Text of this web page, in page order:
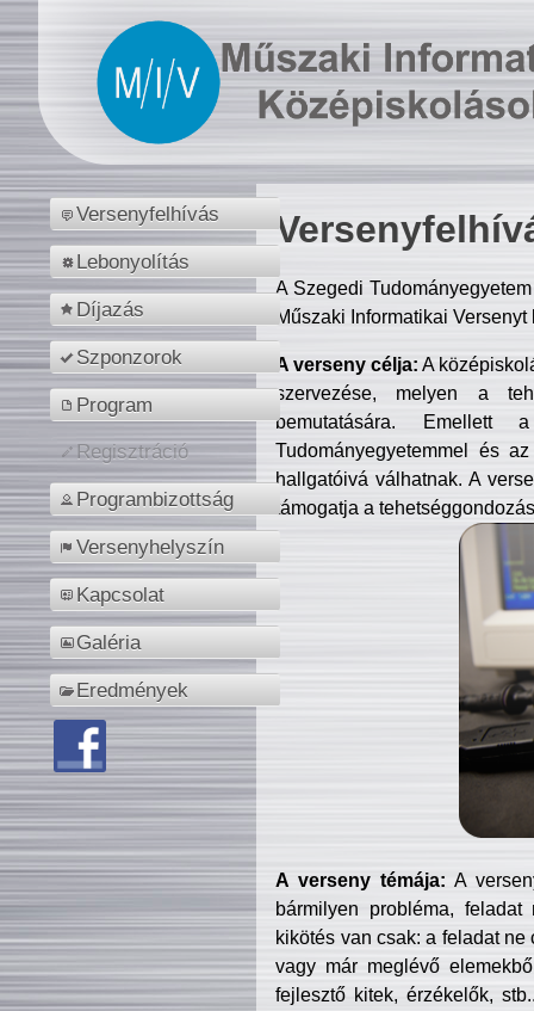
Versenyfelhívás
Lebonyolítás
Díjazás
Szponzorok
Program
Regisztráció
Programbizottság
Versenyhelyszín
Kapcsolat
Galéria
Eredmények
A Szegedi
Műszaki Informatikai
A verseny célja: A
szervezése, melyen a
bemutatására. Emellett
Tudományegyetemmel és
hallgatóivá válhatnak. A
támogatja a
A verseny témája: A
bármilyen probléma, feladat
kikötés van csak: a feladat
vagy már meglévő
fejlesztő kitek, érzékelők,